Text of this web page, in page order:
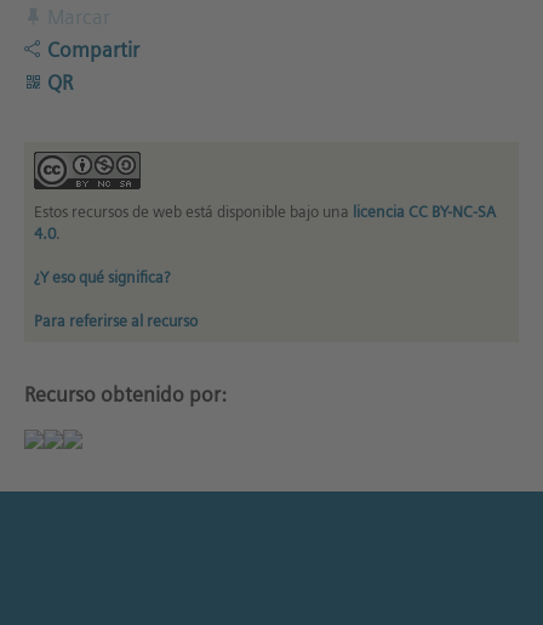
Compartir
QR
Estos recursos de web está disponible bajo una licencia CC BY-NC-SA
4.0.
¿Y eso qué significa?
Para referirse al recurso
Recurso obtenido por: